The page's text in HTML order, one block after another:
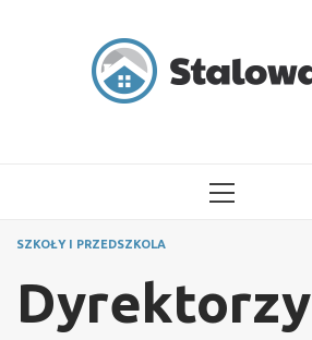
PRIMARY
SZKOŁY I PRZEDSZKOLA
Dyrektorzy